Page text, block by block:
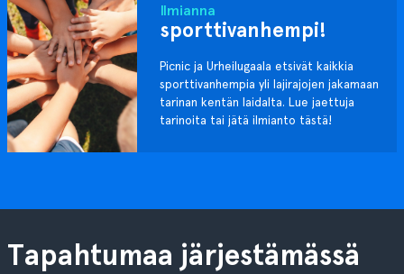
Ilmianna
sporttivanhempi!
Picnic ja Urheilugaala etsivät kaikkia
sporttivanhempia yli lajirajojen jakamaan
tarinan kentän laidalta. Lue jaettuja
tarinoita tai jätä ilmianto tästä!
Tapahtumaa järjestämässä